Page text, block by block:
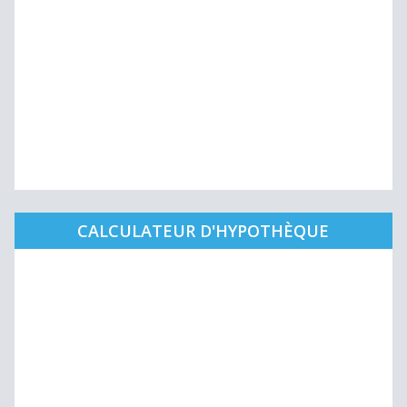
CALCULATEUR D'HYPOTHÈQUE